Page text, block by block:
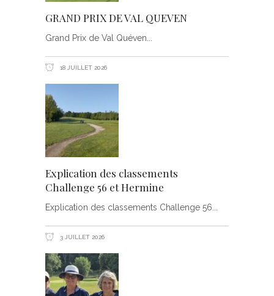
GRAND PRIX DE VAL QUEVEN
Grand Prix de Val Quéven
18 JUILLET 2026
Explication des classements
Challenge 56 et Hermine
Explication des classements Challenge 56
3 JUILLET 2026